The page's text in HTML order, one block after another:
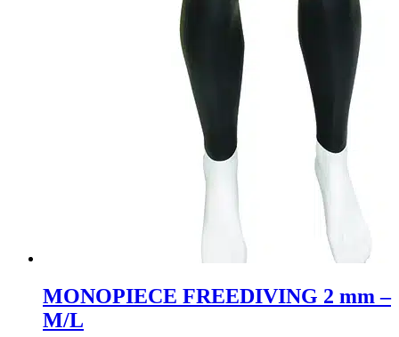
MONOPIECE FREEDIVING 2 mm –
M/L